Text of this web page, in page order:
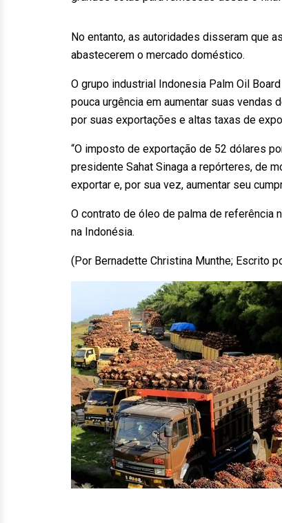
No entanto, as autoridades disseram que
abastecerem o mercado doméstico.
O grupo industrial Indonesia Palm Oil
pouca urgência em aumentar suas vendas
por suas exportações e altas taxas de
“O imposto de exportação de 52 dólares
presidente Sahat Sinaga a repórteres, de
exportar e, por sua vez, aumentar seu
O contrato de óleo de palma de referência
na Indonésia.
(Por Bernadette Christina Munthe; Escrito